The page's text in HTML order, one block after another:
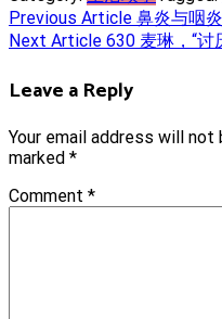
Post
Previous Article 鼻炎与咽炎
Next Article 630 麦琳，“讨
Leave a Reply
Your email address will not
marked *
Comment *